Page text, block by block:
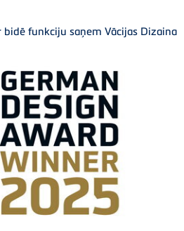
bidē funkciju saņem Vācijas Dizaina